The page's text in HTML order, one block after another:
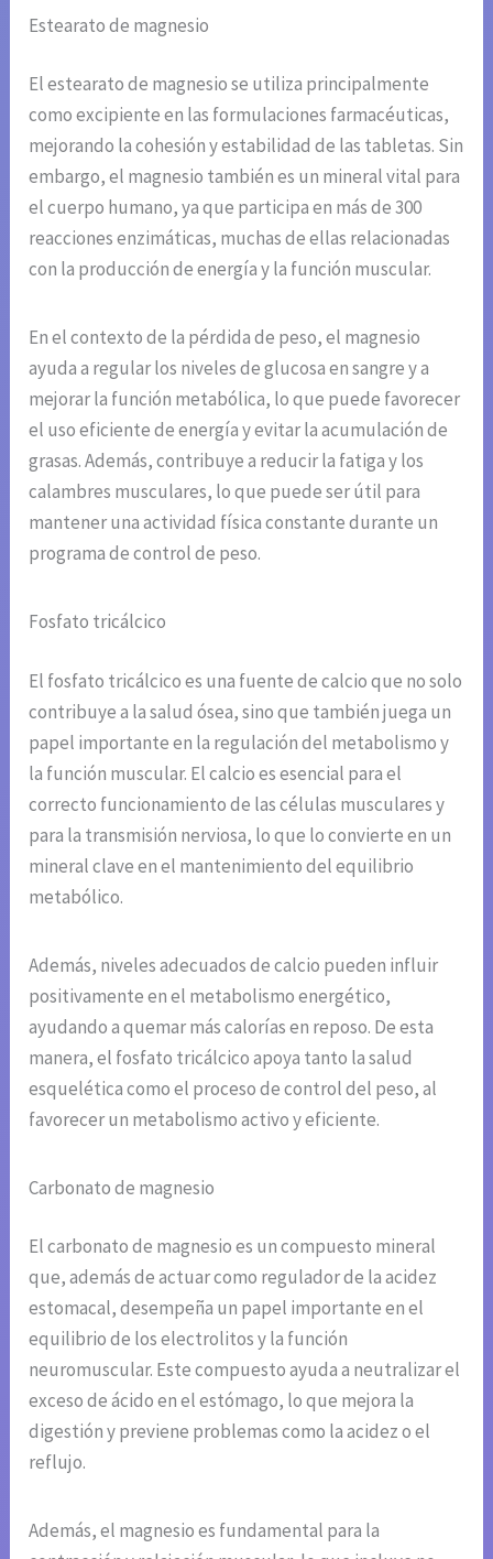
Estearato de magnesio
El estearato de magnesio se utiliza principalmente
como excipiente en las formulaciones farmacéuticas,
mejorando la cohesión y estabilidad de las tabletas. Sin
embargo, el magnesio también es un mineral vital para
el cuerpo humano, ya que participa en más de 300
reacciones enzimáticas, muchas de ellas relacionadas
con la producción de energía y la función muscular.
En el contexto de la pérdida de peso, el magnesio
ayuda a regular los niveles de glucosa en sangre y a
mejorar la función metabólica, lo que puede favorecer
el uso eficiente de energía y evitar la acumulación de
grasas. Además, contribuye a reducir la fatiga y los
calambres musculares, lo que puede ser útil para
mantener una actividad física constante durante un
programa de control de peso.
Fosfato tricálcico
El fosfato tricálcico es una fuente de calcio que no solo
contribuye a la salud ósea, sino que también juega un
papel importante en la regulación del metabolismo y
la función muscular. El calcio es esencial para el
correcto funcionamiento de las células musculares y
para la transmisión nerviosa, lo que lo convierte en un
mineral clave en el mantenimiento del equilibrio
metabólico.
Además, niveles adecuados de calcio pueden influir
positivamente en el metabolismo energético,
ayudando a quemar más calorías en reposo. De esta
manera, el fosfato tricálcico apoya tanto la salud
esquelética como el proceso de control del peso, al
favorecer un metabolismo activo y eficiente.
Carbonato de magnesio
El carbonato de magnesio es un compuesto mineral
que, además de actuar como regulador de la acidez
estomacal, desempeña un papel importante en el
equilibrio de los electrolitos y la función
neuromuscular. Este compuesto ayuda a neutralizar el
exceso de ácido en el estómago, lo que mejora la
digestión y previene problemas como la acidez o el
reflujo.
Además, el magnesio es fundamental para la